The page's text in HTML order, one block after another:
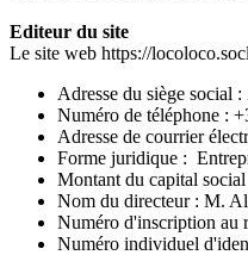
Editeur du site
Le site web https://
Adresse du siège social :
Numéro de téléphone :
Adresse de courrier
Forme juridique :
Montant du capital social
Nom du directeur : M.
Numéro d'inscription au
Numéro individuel